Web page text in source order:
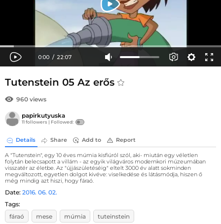
Tutenstein 05 Az erős
960 views
papirkutyuska
11 followers | Followed:
Details Share Add to Report
A "Tutenstein", egy 10 éves múmia kisfiúról szól, aki- miután egy véletlen
folytán belecsapott a villám - az egyik világváros modernkori múzeumában
visszatér az életbe. Az "újjászületéséig" eltelt 3000 év alatt sokminden
megváltozott, egyetlen dolgot kivéve: viselkedése és látásmódja, hiszen ő
még mindig azt hiszi, hogy fáraó.
Date: 2016. 06. 02.
Tags:
fáraó
mese múmia tuteinstein